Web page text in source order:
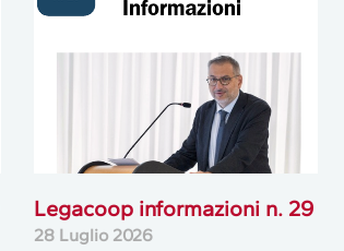
Legacoop informazioni n. 29
28 Luglio 2026